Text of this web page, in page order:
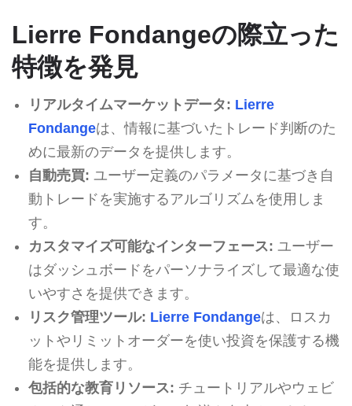
Lierre Fondangeの際立った
特徴を発見
リアルタイムマーケットデータ: Lierre
Fondangeは、情報に基づいたトレード判断のた
めに最新のデータを提供します。
自動売買: ユーザー定義のパラメータに基づき自
動トレードを実施するアルゴリズムを使用しま
す。
カスタマイズ可能なインターフェース: ユーザー
はダッシュボードをパーソナライズして最適な使
いやすさを提供できます。
リスク管理ツール: Lierre Fondangeは、ロスカ
ットやリミットオーダーを使い投資を保護する機
能を提供します。
包括的な教育リソース: チュートリアルやウェビ